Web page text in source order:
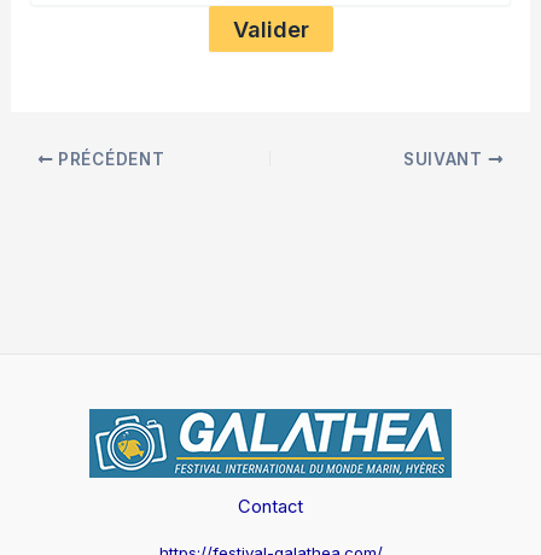
PRÉCÉDENT SUIVANT
Contact